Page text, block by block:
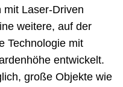
mit Laser-Driven
weitere, auf der
Technologie mit
entwickelt.
große Objekte wie